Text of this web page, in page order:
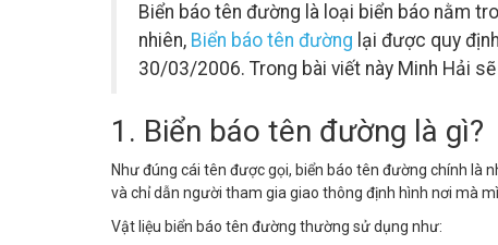
Biển báo tên đường là loại biển báo nằm
nhiên, Biển báo tên đường lại được quy
30/03/2006. Trong bài viết này Minh Hải
1. Biển báo tên đường là gì?
Như đúng cái tên được gọi, biển báo tên đường chính là
và chỉ dẫn người tham gia giao thông định hình nơi mà
Vật liệu biển báo tên đường thường sử dụng như: